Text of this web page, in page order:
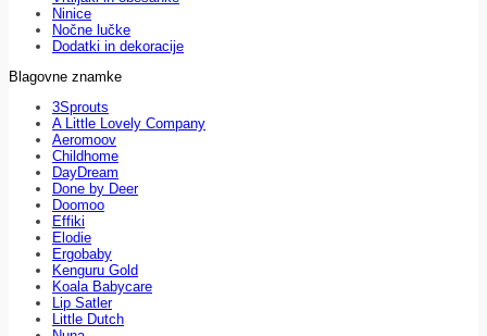
Ninice
Nočne lučke
Dodatki in dekoracije
Blagovne znamke
3Sprouts
A Little Lovely Company
Aeromoov
Childhome
DayDream
Done by Deer
Doomoo
Effiki
Elodie
Ergobaby
Kenguru Gold
Koala Babycare
Lip Satler
Little Dutch